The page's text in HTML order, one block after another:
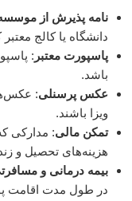
نامه پذیرش از
دانشگاه یا کالج
پاسپورت معتبر
باشد.
عکس پرسنلی:
ویزا باشند.
تمکن مالی: مدارکی
هزینه‌های تحصیل و
بیمه درمانی و
در طول مدت اقامت